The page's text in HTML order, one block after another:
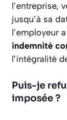
l’entreprise,
jusqu’à sa
l’employeur
indemnité
l’intégralité
Puis-je
imposée ?